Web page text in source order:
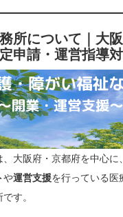
所について｜大
申請・運営指導
、大阪府・京都府を中心に、
や運営支援を行っている医
す。